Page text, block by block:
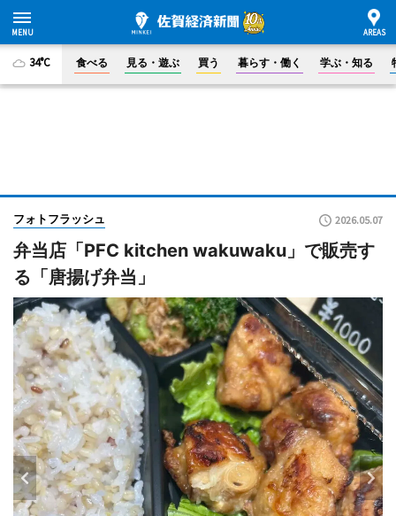
34°C 食べる 見る・遊ぶ 買う 暮らす・働く 学ぶ・知る
フォトフラッシュ 2026.05.07
弁当店「PFC kitchen wakuwaku」で販売す
る「唐揚げ弁当」